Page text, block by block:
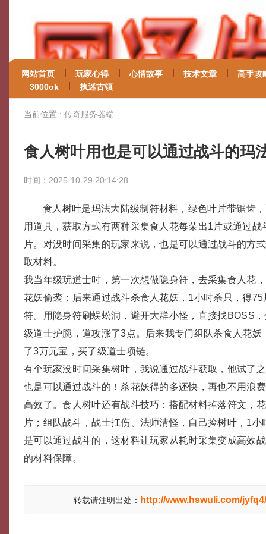
网站首页 玩家心得 心情故事 技术文章
高手攻
3000ok
执迷古镇
当前位置 : 传奇服务器端
食人树叶用也是可以通过战斗的玛
时间：2025-10-29 20:14:28
食人树叶是玛法大陆级制符材料，绿色叶片带锯齿
用道具，获取方式有两种采集食人花每朵出1片或通过战
片。对没时间采集的玩家来说，也是可以通过战斗的方
取材料。
我当年级玩道士时，第一次想做隐身符，去采集食人花
花妖偷袭；后来通过战斗杀食人花妖，1小时杀只，得
符。用隐身符刷蜈蚣洞，避开大群小怪，直接找BOSS
级道士护腕，道攻涨了3点。后来我专门组队杀食人花妖
了3万元宝，买了级道士项链。
有个玩家没时间采集树叶，我说通过战斗获取，他试了
也是可以通过战斗的！杀花妖得的多还快，再也不用浪
高效了。食人树叶还有战斗技巧：搭配材料掉落符文，
片；组队战斗，战士扛伤、法师清怪，自己捡树叶，1
是可以通过战斗的，这材料让玩家从耗时采集变成高效
的材料保障。
转载请注明出处： http://www.hswuli.com/